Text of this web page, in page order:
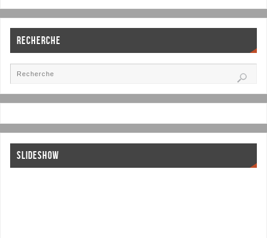
RECHERCHE
SLIDESHOW